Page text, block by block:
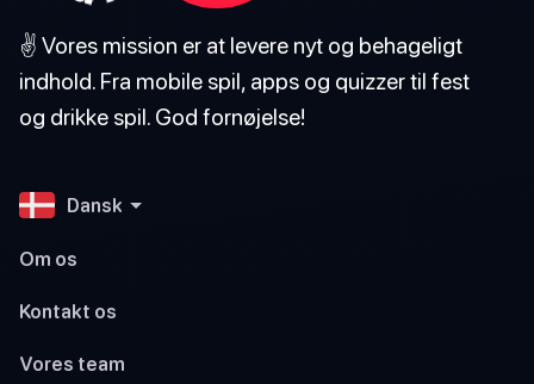
✌️ Vores mission er at levere nyt og behageligt
indhold. Fra mobile spil, apps og quizzer til fest
og drikke spil. God fornøjelse!
Dansk
Om os
Kontakt os
Vores team